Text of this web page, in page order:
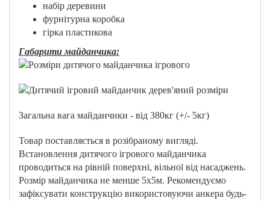
набір деревини
фурнітурна коробка
гірка пластикова
Габарити майданчика:
Загальна вага майданчики - від 380кг (+/- 5кг)
Товар поставляється в розібраному вигляді.
Встановлення дитячого ігрового майданчика
проводиться на рівній поверхні, вільної від насаджень.
Розмір майданчика не менше 5х5м. Рекомендуємо
зафіксувати конструкцію використовуючи анкера будь-